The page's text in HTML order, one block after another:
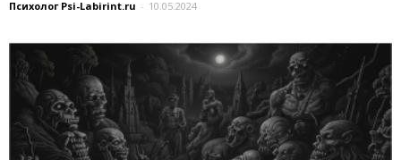
Психолог Psi-Labirint.ru - 10.05.2024